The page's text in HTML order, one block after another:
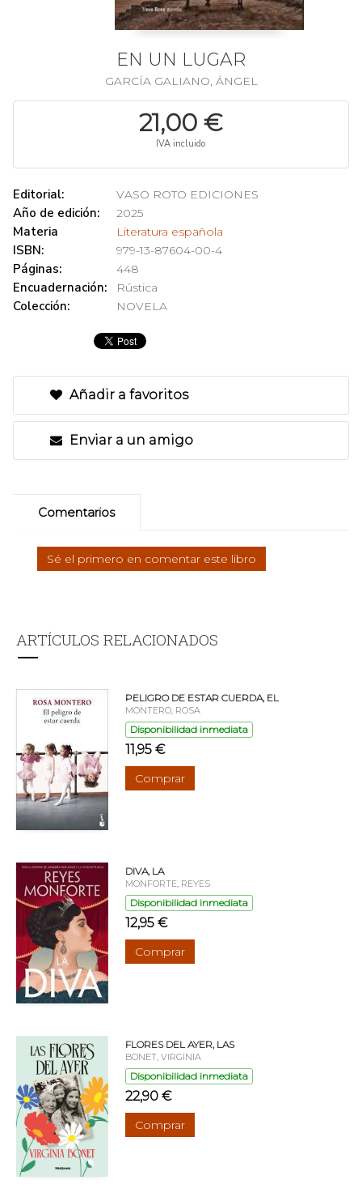
EN UN LUGAR
GARCÍA GALIANO, ÁNGEL
21,00 €
IVA incluido
Editorial: VASO ROTO EDICIONES
Año de edición: 2025
Materia Literatura española
ISBN: 979-13-87604-00-4
Páginas: 448
Encuadernación: Rústica
Colección: NOVELA
Añadir a favoritos
Enviar a un amigo
Comentarios
Sé el primero en comentar este libro
ARTÍCULOS RELACIONADOS
PELIGRO DE ESTAR CUERDA, EL
MONTERO, ROSA
Disponibilidad inmediata
11,95 €
Comprar
DIVA, LA
MONFORTE, REYES
Disponibilidad inmediata
12,95 €
Comprar
FLORES DEL AYER, LAS
BONET, VIRGINIA
Disponibilidad inmediata
22,90 €
Comprar